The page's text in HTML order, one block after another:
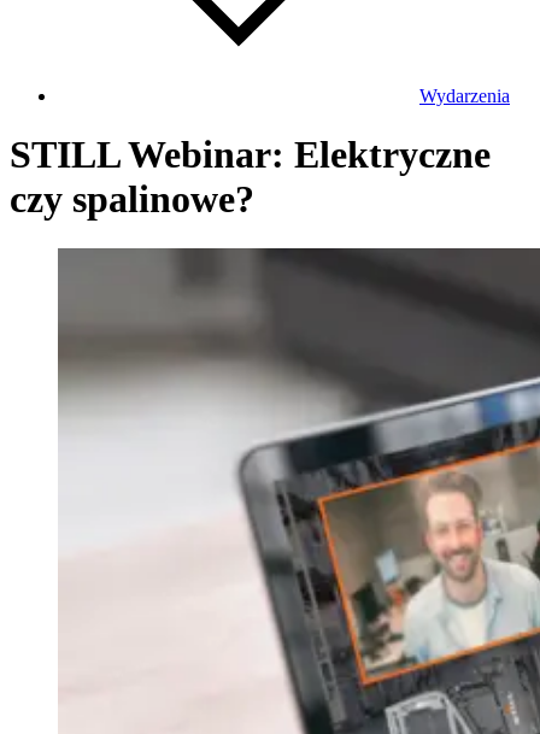
Wydarzenia
STILL Webinar: Elektryczne
czy spalinowe?